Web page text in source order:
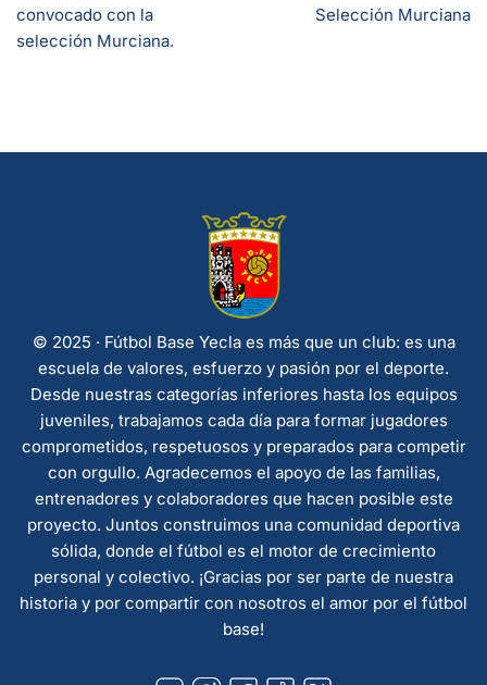
convocado con la
selección Murciana.
Selección Murciana
© 2025 · Fútbol Base Yecla es más que un club: es una
escuela de valores, esfuerzo y pasión por el deporte.
Desde nuestras categorías inferiores hasta los equipos
juveniles, trabajamos cada día para formar jugadores
comprometidos, respetuosos y preparados para competir
con orgullo. Agradecemos el apoyo de las familias,
entrenadores y colaboradores que hacen posible este
proyecto. Juntos construimos una comunidad deportiva
sólida, donde el fútbol es el motor de crecimiento
personal y colectivo. ¡Gracias por ser parte de nuestra
historia y por compartir con nosotros el amor por el fútbol
base!